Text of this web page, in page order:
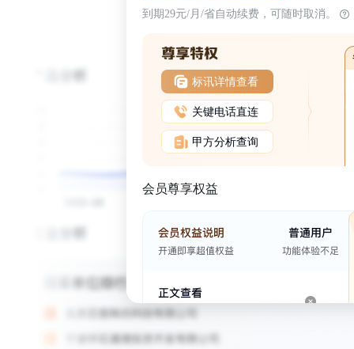
到期29元/月/省自动续费，可随时取消。
标讯详情查看
关键电话直连
甲方分析查询
会员尊享权益